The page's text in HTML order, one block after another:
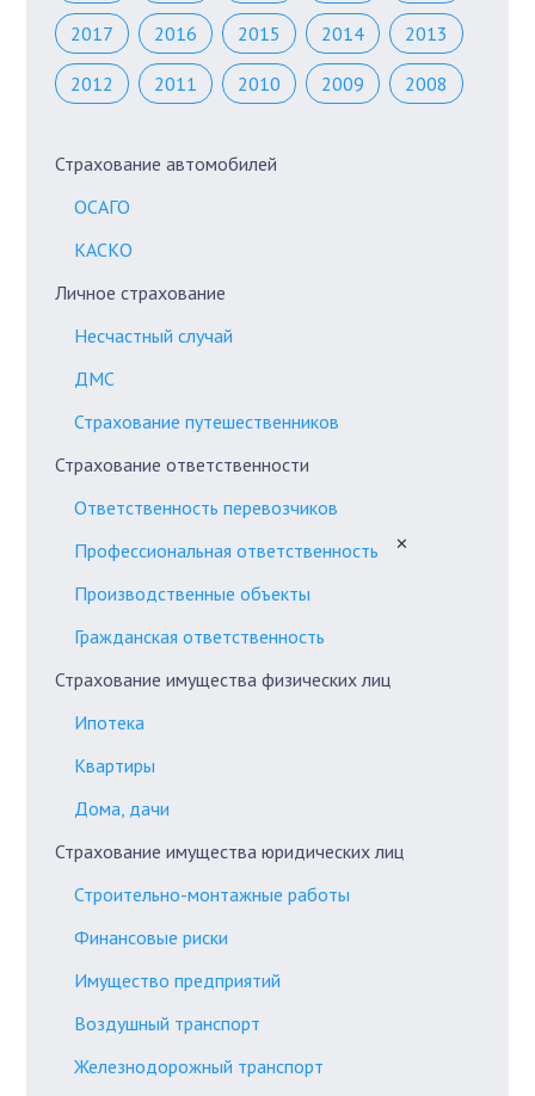
2017 2016 2015 2014 2013
2012 2011 2010 2009 2008
Страхование автомобилей
ОСАГО
КАСКО
Личное страхование
Несчастный случай
ДМС
Страхование путешественников
Страхование ответственности
Ответственность перевозчиков
Профессиональная ответственность
✕
Производственные объекты
Гражданская ответственность
Страхование имущества физических лиц
Ипотека
Квартиры
Дома, дачи
Страхование имущества юридических лиц
Строительно-монтажные работы
Финансовые риски
Имущество предприятий
Воздушный транспорт
Железнодорожный транспорт